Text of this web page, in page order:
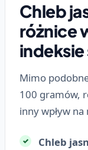
Chleb
różnice
Mimo
100 gramów,
inny wpływ
Chleb